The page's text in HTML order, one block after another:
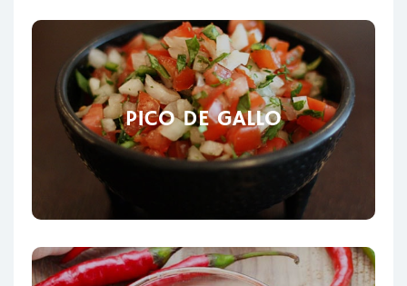
PICO DE GALLO